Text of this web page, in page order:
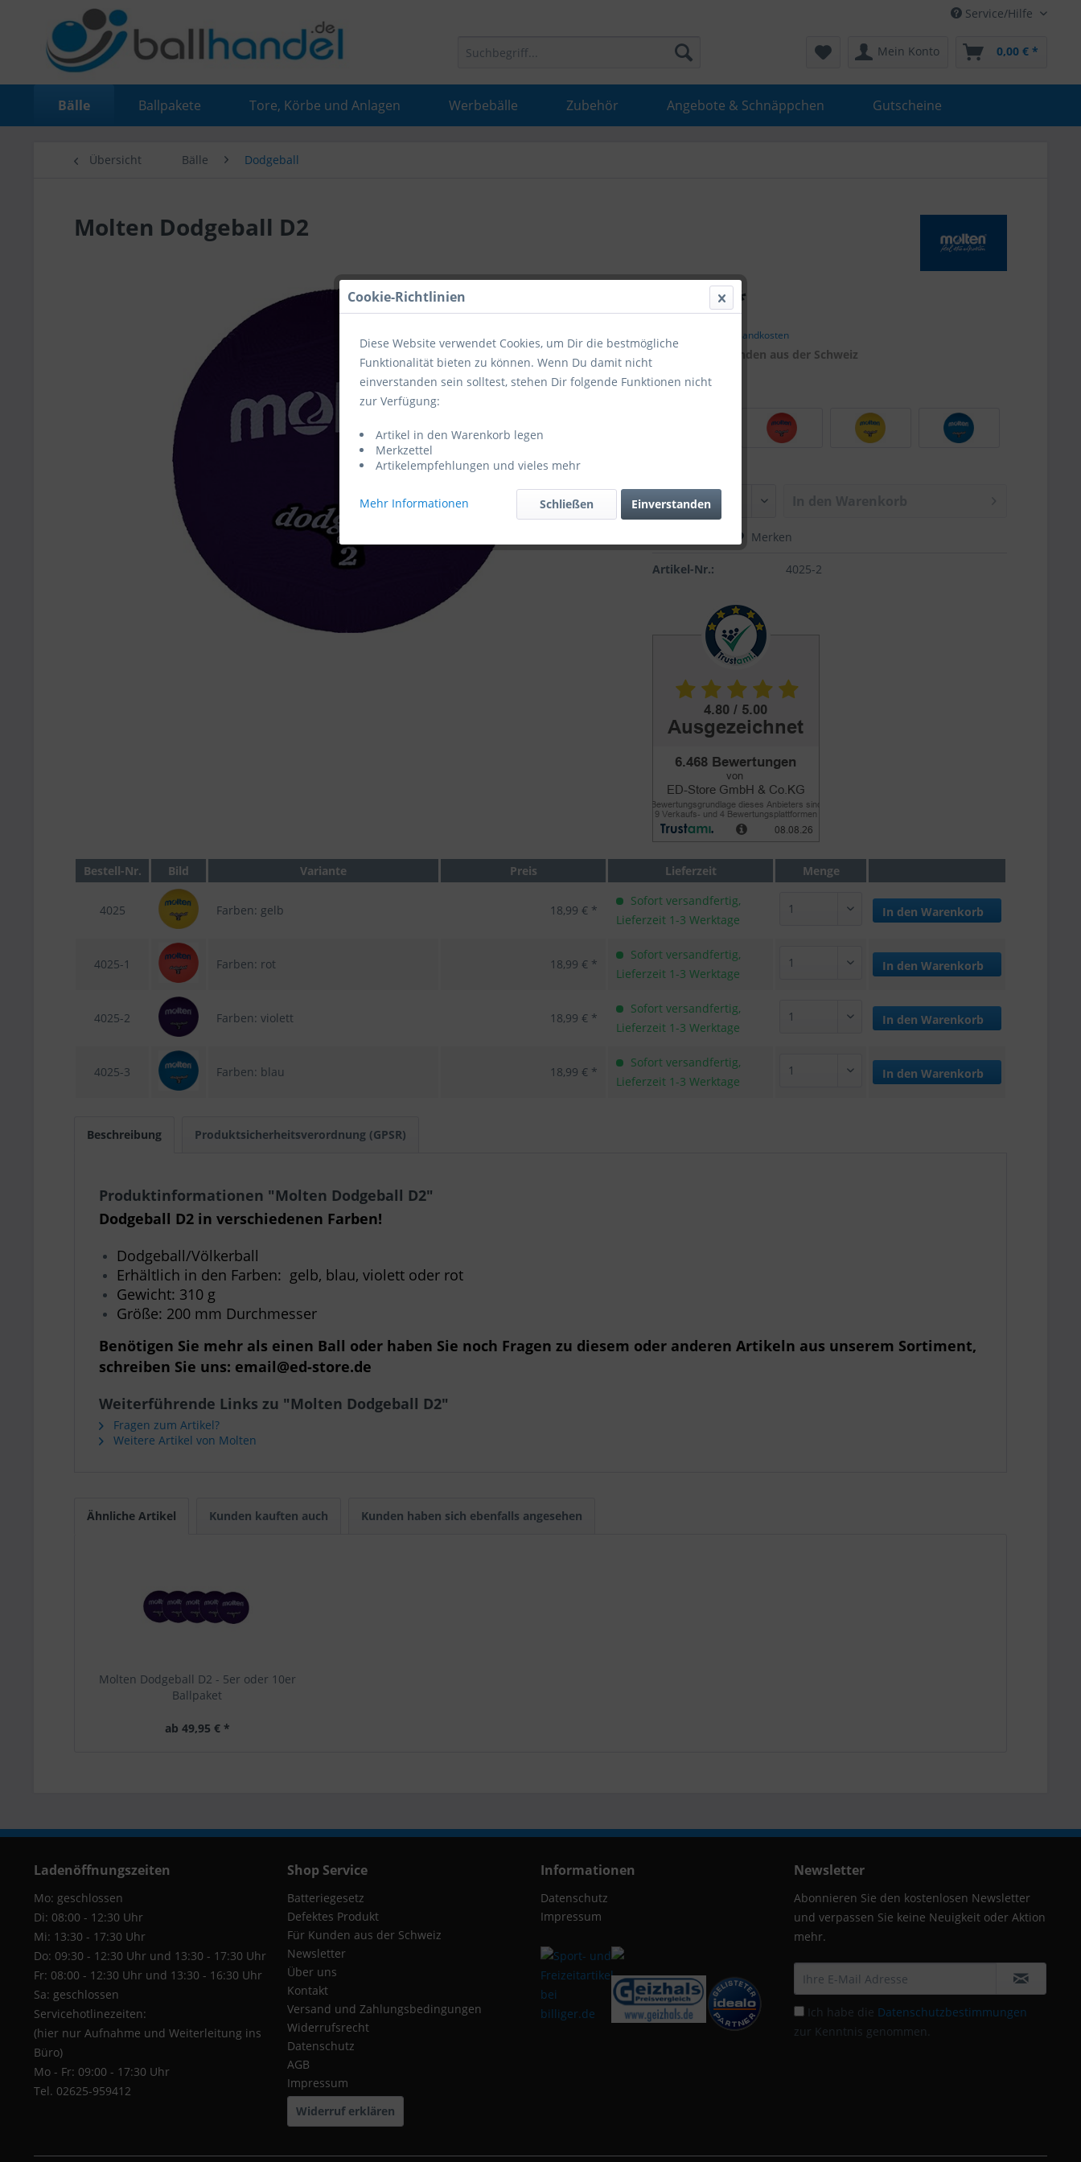
Service/Hilfe
Mein Konto 0,00 € *
Bälle Ballpakete Tore, Körbe und Anlagen Werbebälle Zubehör Angebote & Schnäppchen Gutscheine
Übersicht Bälle Dodgeball
Molten Dodgeball D2
18,99 € *
inkl. Versandkosten
Kunden aus der Schweiz
Merken
Artikel-Nr.: 4025-2
Bestell-Nr. Bild Variante Preis Lieferzeit Menge
4025 Farben: gelb 18,99 € *
Sofort versandfertig,
Lieferzeit 1-3 Werktage
In den Warenkorb
4025-1 Farben: rot 18,99 € *
Sofort versandfertig,
Lieferzeit 1-3 Werktage
In den Warenkorb
4025-2 Farben: violett 18,99 € *
Sofort versandfertig,
Lieferzeit 1-3 Werktage
In den Warenkorb
4025-3 Farben: blau 18,99 € *
Sofort versandfertig,
Lieferzeit 1-3 Werktage
In den Warenkorb
Beschreibung Produktsicherheitsverordnung (GPSR)
Produktinformationen "Molten Dodgeball D2"
Dodgeball D2 in verschiedenen Farben!
Dodgeball/Völkerball
Erhältlich in den Farben: gelb, blau, violett oder rot
Gewicht: 310 g
Größe: 200 mm Durchmesser
Benötigen Sie mehr als einen Ball oder haben Sie noch Fragen zu diesem oder anderen Artikeln aus unserem Sortiment,
schreiben Sie uns: email@ed-store.de
Weiterführende Links zu "Molten Dodgeball D2"
Fragen zum Artikel?
Weitere Artikel von Molten
Ähnliche Artikel Kunden kauften auch Kunden haben sich ebenfalls angesehen
Molten Dodgeball D2 - 5er oder 10er
Ballpaket
ab 49,95 € *
Ladenöffnungszeiten
Mo: geschlossen
Di: 08:00 - 12:30 Uhr
Mi: 13:30 - 17:30 Uhr
Do: 09:30 - 12:30 Uhr und 13:30 - 17:30 Uhr
Fr: 08:00 - 12:30 Uhr und 13:30 - 16:30 Uhr
Sa: geschlossen
Servicehotlinezeiten:
(hier nur Aufnahme und Weiterleitung ins
Büro)
Mo - Fr: 09:00 - 17:30 Uhr
Tel. 02625-959412
Shop Service
Batteriegesetz
Defektes Produkt
Für Kunden aus der Schweiz
Newsletter
Über uns
Kontakt
Versand und Zahlungsbedingungen
Widerrufsrecht
Datenschutz
AGB
Impressum
Widerruf erklären
Informationen
Datenschutz
Impressum
Newsletter
Abonnieren Sie den kostenlosen Newsletter
und verpassen Sie keine Neuigkeit oder Aktion
mehr.
Ich habe die Datenschutzbestimmungen
zur Kenntnis genommen.
Cookie-Richtlinien
Diese Website verwendet Cookies, um Dir die bestmögliche
Funktionalität bieten zu können. Wenn Du damit nicht
einverstanden sein solltest, stehen Dir folgende Funktionen nicht
zur Verfügung:
Artikel in den Warenkorb legen
Merkzettel
Artikelempfehlungen und vieles mehr
Mehr Informationen Einverstanden
Schließen